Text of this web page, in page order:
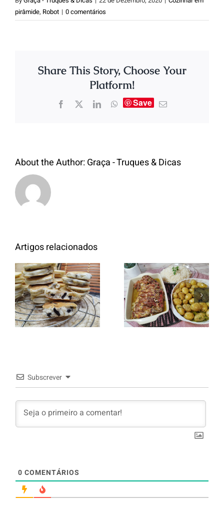
pirâmide, Robot | 0 comentários
Share This Story, Choose Your
Platform!
Save
About the Author:Graça - Truques & Dicas
Artigos relacionados
Panquecas
com Oreo
Entrecosto
italiano c/
batata a
murro e
Subscrever
0 COMENTÁRIOS